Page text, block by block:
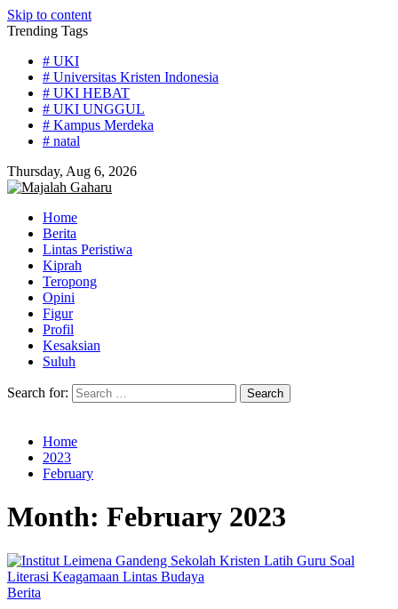
Skip to content
Trending Tags
# UKI
# Universitas Kristen Indonesia
# UKI HEBAT
# UKI UNGGUL
# Kampus Merdeka
# natal
Thursday, Aug 6, 2026
Home
Berita
Lintas Peristiwa
Kiprah
Teropong
Opini
Figur
Profil
Kesaksian
Suluh
Search for:
Home
2023
February
Month: February 2023
Berita